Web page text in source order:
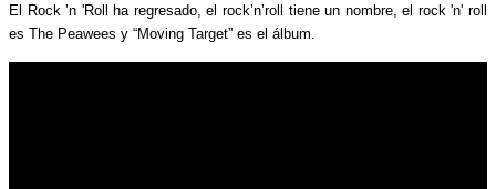
El Rock ’n 'Roll ha regresado, el rock’n’roll tiene un nombre, el rock 'n' roll
es The Peawees y “Moving Target” es el álbum.